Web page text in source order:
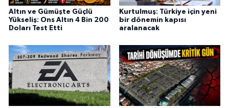
Altın ve Gümüşte Güçlü
Yükseliş: Ons Altın 4 Bin 200
Doları Test Etti
Kurtulmuş: Türkiye için yeni
bir dönemin kapısı
aralanacak